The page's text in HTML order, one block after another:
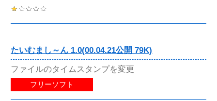
たいむまし～ん 1.0(00.04.21公開 79K)
ファイルのタイムスタンプを変更
フリーソフト